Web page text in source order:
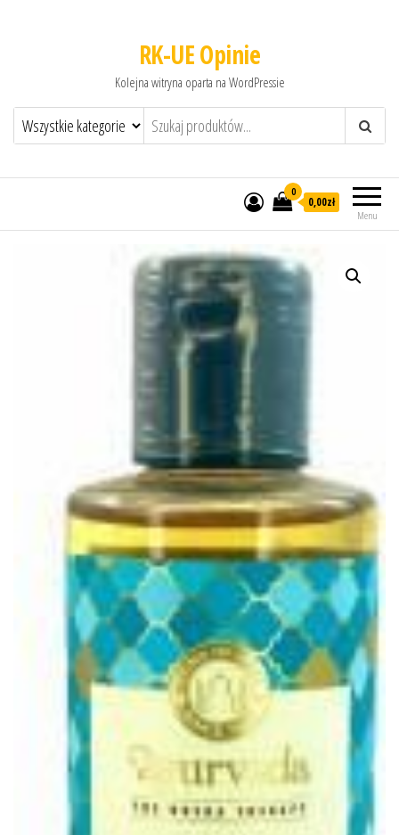
RK-UE Opinie
Kolejna witryna oparta na WordPressie
Menu
0
0,00zł